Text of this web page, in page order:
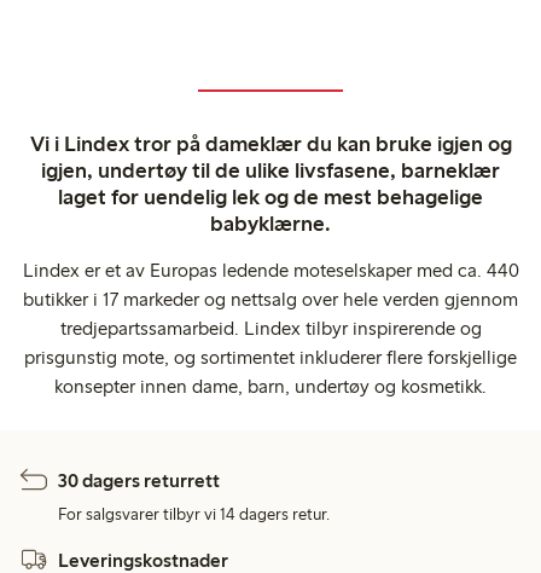
Vi i Lindex tror på dameklær du kan bruke igjen og
igjen, undertøy til de ulike livsfasene, barneklær
laget for uendelig lek og de mest behagelige
babyklærne.
Lindex er et av Europas ledende moteselskaper med ca. 440
butikker i 17 markeder og nettsalg over hele verden gjennom
tredjepartssamarbeid. Lindex tilbyr inspirerende og
prisgunstig mote, og sortimentet inkluderer flere forskjellige
konsepter innen dame, barn, undertøy og kosmetikk.
30 dagers returrett
For salgsvarer tilbyr vi 14 dagers retur.
Leveringskostnader